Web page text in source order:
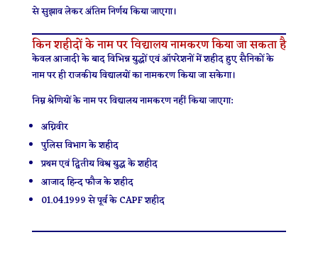
से सुझाव लेकर अंतिम निर्णय किया जाएगा।
किन शहीदों के नाम पर विद्यालय नामकरण किया जा सकता है
केवल आजादी के बाद विभिन्न युद्धों एवं ऑपरेशनों में शहीद हुए सैनिकों के
नाम पर ही राजकीय विद्यालयों का नामकरण किया जा सकेगा।
निम्न श्रेणियों के नाम पर विद्यालय नामकरण नहीं किया जाएगा:
अग्निवीर
पुलिस विभाग के शहीद
प्रथम एवं द्वितीय विश्व युद्ध के शहीद
आजाद हिन्द फौज के शहीद
01.04.1999 से पूर्व के CAPF शहीद